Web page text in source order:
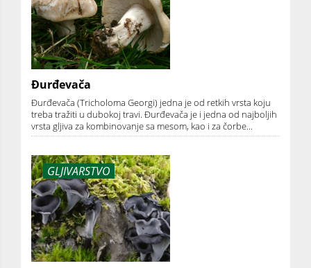
Đurđevača
Đurđevača (Tricholoma Georgi) jedna je od retkih vrsta koju
treba tražiti u dubokoj travi. Đurđevača je i jedna od najboljih
vrsta gljiva za kombinovanje sa mesom, kao i za čorbe...
GLJIVARSTVO